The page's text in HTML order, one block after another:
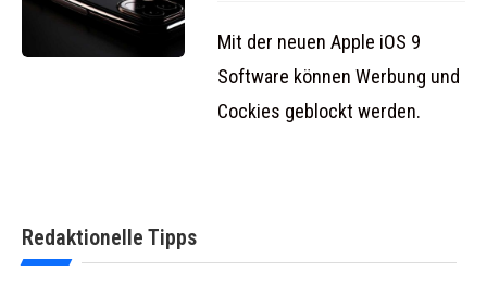
Mit der neuen Apple iOS 9
Software können Werbung und
Cockies geblockt werden.
Redaktionelle Tipps